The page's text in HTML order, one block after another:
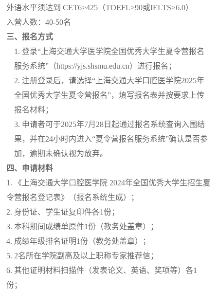
外语水平须达到 CET6≥425 （TOEFL≥90或IELTS≥6.0）
入营人数：40-50名
三、报名方式
1.登录“上海交通大学医学院全国优秀大学生夏令营报名
服务系统”（https://yjs.shsmu.edu.cn）进行报名；
2. 注册登录后，请选择“上海交通大学口腔医学院2025年
全国优秀大学生夏令营报名”，填写报名表并按要求上传
报名材料；
3. 申请者可于2025年7月 28 日起通过报名系统查询入围结
果，并在24小时内进入“夏令营报名服务系统”确认是否参
加，逾期未确认视为放弃。
四、申请材料
1.
《上海交通大学口腔医学院 2024年全国优秀大学生招生夏
令营报名登记表》（报名系统生成）；
2. 身份证、学生证复印件各1份；
3.本科期间成绩单原件1份（教务处盖章）；
4. 成绩年级排名证明1份（教务处盖章）；
5. 2名所在学院副高及以上职称专家推荐信；
6. 其他证明材料扫描件（发表论文、英语、奖项等）各1
份；